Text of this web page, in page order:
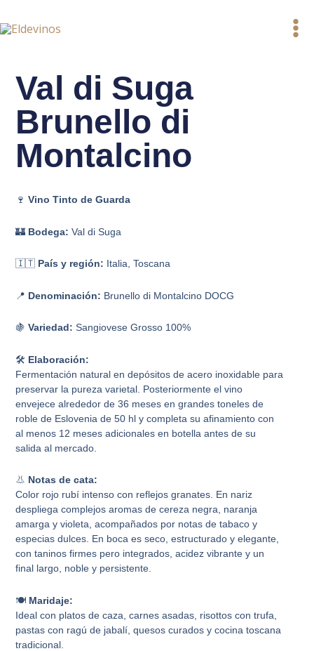
al
Val di Suga
Brunello di
Montalcino
🍷Vino Tinto de Guarda
🏰 Bodega: Val di Suga
🇮🇹 País y región: Italia, Toscana
📍 Denominación: Brunello di Montalcino DOCG
🍇Variedad: Sangiovese Grosso 100%
🛠️ Elaboración:
Fermentación natural en depósitos de acero inoxidable para
preservar la pureza varietal. Posteriormente el vino
envejece alrededor de 36 meses en grandes toneles de
roble de Eslovenia de 50 hl y completa su afinamiento con
al menos 12 meses adicionales en botella antes de su
salida al mercado.
👃 Notas de cata:
Color rojo rubí intenso con reflejos granates. En nariz
despliega complejos aromas de cereza negra, naranja
amarga y violeta, acompañados por notas de tabaco y
especias dulces. En boca es seco, estructurado y elegante,
con taninos firmes pero integrados, acidez vibrante y un
final largo, noble y persistente.
🍽️ Maridaje:
Ideal con platos de caza, carnes asadas, risottos con trufa,
pastas con ragú de jabalí, quesos curados y cocina toscana
tradicional.